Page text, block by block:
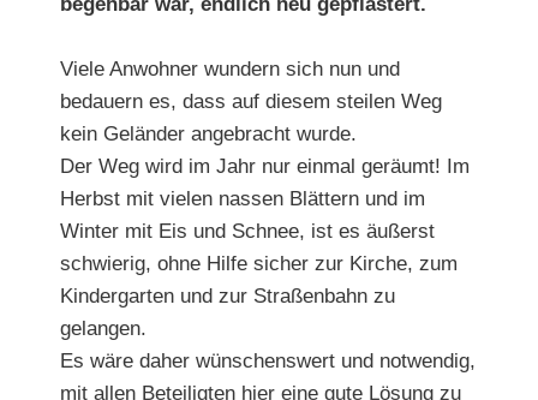
Viele Anwohner wundern sich nun und
bedauern es, dass auf diesem steilen Weg
kein Geländer angebracht wurde.
Der Weg wird im Jahr nur einmal geräumt! Im
Herbst mit vielen nassen Blättern und im
Winter mit Eis und Schnee, ist es äußerst
schwierig, ohne Hilfe sicher zur Kirche, zum
Kindergarten und zur Straßenbahn zu
gelangen.
Es wäre daher wünschenswert und notwendig,
mit allen Beteiligten hier eine gute Lösung zu